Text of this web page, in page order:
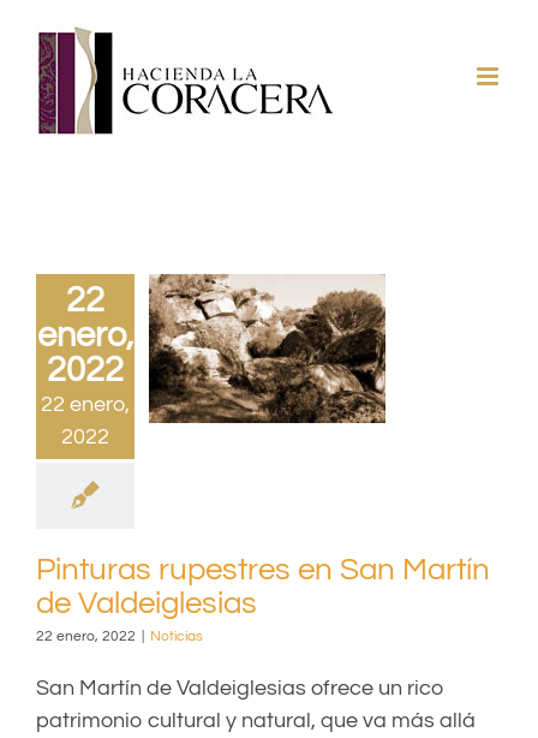
contenido
22
enero,
2022
22 enero,
2022
Pinturas rupestres en San Martín
de Valdeiglesias
22 enero, 2022 Noticias
San Martín de Valdeiglesias ofrece un rico
patrimonio cultural y natural, que va más allá